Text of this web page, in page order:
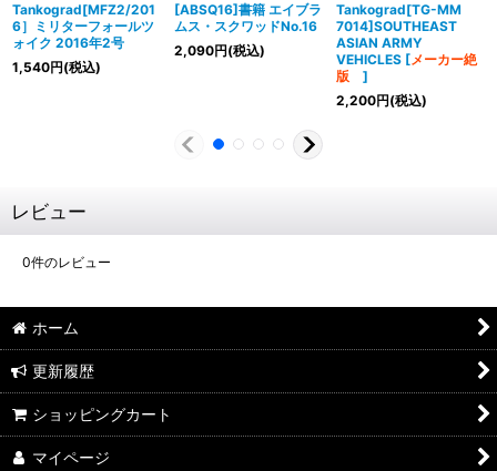
Tankograd[MFZ2/201
6］ミリターフォールツ
ォイク 2016年2号
1,540円(税込)
[ABSQ16]書籍 エイブラ
ムス・スクワッドNo.16
2,090円(税込)
Tankograd[TG-MM
7014]SOUTHEAST
ASIAN ARMY
VEHICLES [メーカー絶
版 ]
2,200円(税込)
レビュー
0件のレビュー
ホーム
更新履歴
ショッピングカート
マイページ